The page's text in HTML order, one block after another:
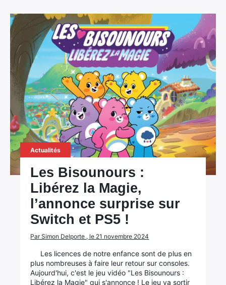
Actualités
Les Bisounours :
Libérez la Magie,
l’annonce surprise sur
Switch et PS5 !
Par Simon Delporte , le 21 novembre 2024
Les licences de notre enfance sont de plus en
plus nombreuses à faire leur retour sur consoles.
Aujourd'hui, c'est le jeu vidéo "Les Bisounours :
Libérez la Magie" qui s'annonce ! Le jeu va sortir